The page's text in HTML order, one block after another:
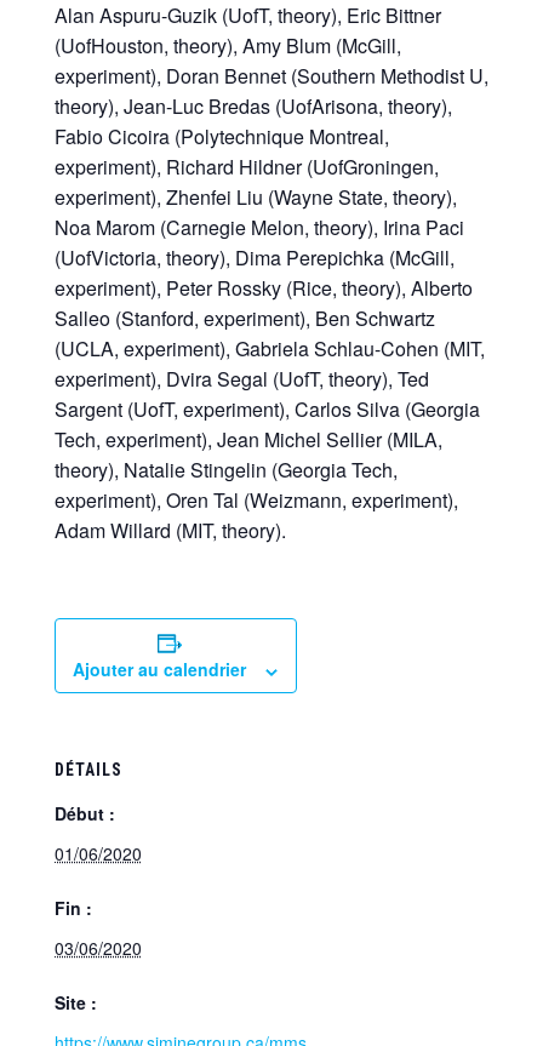
Alan Aspuru-Guzik (UofT, theory), Eric Bittner
(UofHouston, theory), Amy Blum (McGill,
experiment), Doran Bennet (Southern Methodist U,
theory), Jean-Luc Bredas (UofArisona, theory),
Fabio Cicoira (Polytechnique Montreal,
experiment), Richard Hildner (UofGroningen,
experiment), Zhenfei Liu (Wayne State, theory),
Noa Marom (Carnegie Melon, theory), Irina Paci
(UofVictoria, theory), Dima Perepichka (McGill,
experiment), Peter Rossky (Rice, theory), Alberto
Salleo (Stanford, experiment), Ben Schwartz
(UCLA, experiment), Gabriela Schlau-Cohen (MIT,
experiment), Dvira Segal (UofT, theory), Ted
Sargent (UofT, experiment), Carlos Silva (Georgia
Tech, experiment), Jean Michel Sellier (MILA,
theory), Natalie Stingelin (Georgia Tech,
experiment), Oren Tal (Weizmann, experiment),
Adam Willard (MIT, theory).
Ajouter au calendrier
DÉTAILS
Début :
01/06/2020
Fin :
03/06/2020
Site :